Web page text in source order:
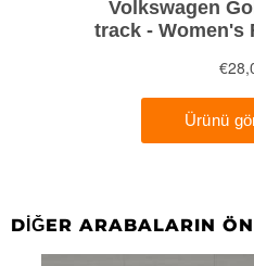
DIĞER ARABALARIN